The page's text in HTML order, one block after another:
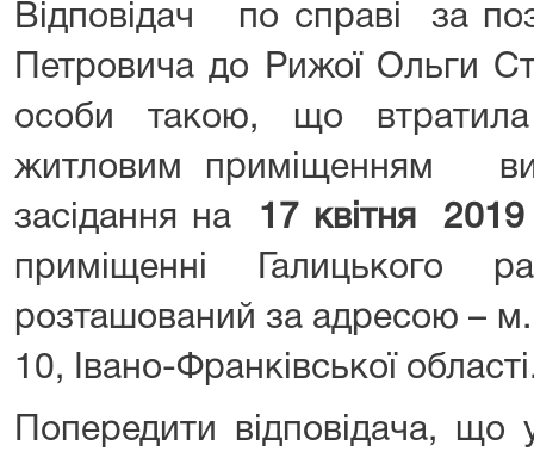
Відповідач по справі за
Петровича до Рижої Ольги
особи такою, що втратила
житловим приміщенням
засідання на 17 квітня
приміщенні Галицького
розташований за адресою – м.
10, Івано-Франківської
Попередити відповідача,